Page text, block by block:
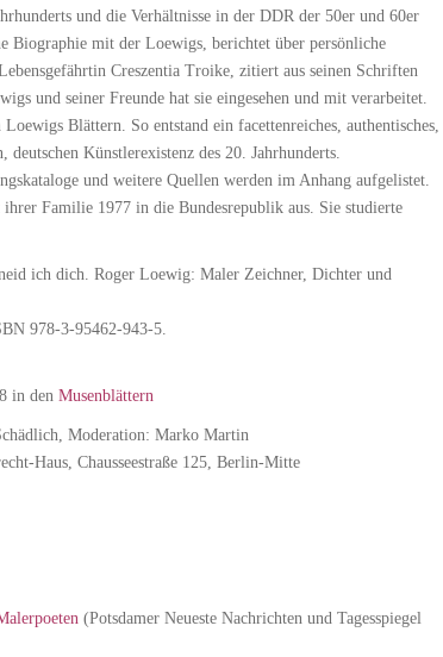
und die Verhältnisse in der DDR der 50er und 60er
Biographie mit der Loewigs, berichtet über persönliche
Creszentia Troike, zitiert aus seinen Schriften
und seiner Freunde hat sie eingesehen und mit verarbeitet.
Blättern. So entstand ein facettenreiches, authentisches,
Künstlerexistenz des 20. Jahrhunderts.
und weitere Quellen werden im Anhang aufgelistet.
Familie 1977 in die Bundesrepublik aus. Sie studierte
ich dich. Roger Loewig: Maler Zeichner, Dichter und
978-3-95462-943-5.
in den Musenblättern
Moderation: Marko Martin
Haus, Chausseestraße 125, Berlin-Mitte
(Potsdamer Neueste Nachrichten und Tagesspiegel